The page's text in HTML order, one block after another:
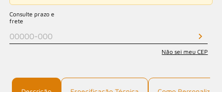
Consulte prazo e
frete
Não sei meu CEP